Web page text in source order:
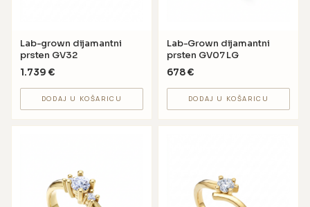
Lab-grown dijamantni
prsten GV32
1.739 €
DODAJ U KOŠARICU
Lab-Grown dijamantni
prsten GV07 LG
678€
DODAJ U KOŠARICU